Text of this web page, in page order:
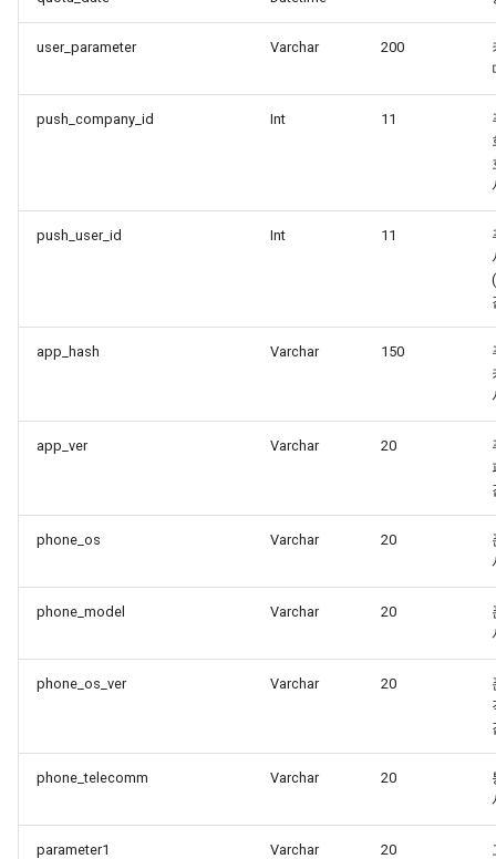
user_parameter Varchar 200
push_company_id Int 11
push_user_id Int 11
app_hash Varchar 150
app_ver Varchar 20
phone_os Varchar 20
phone_model Varchar 20
phone_os_ver Varchar 20
phone_telecomm Varchar 20
parameter1 Varchar 20